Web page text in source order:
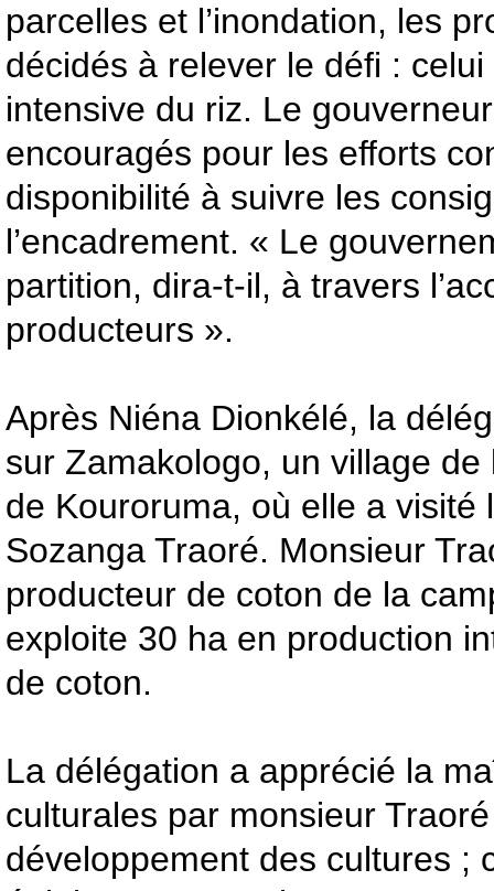
parcelles et l’inondation, les
décidés à relever le défi :
intensive du riz. Le
encouragés pour les efforts
disponibilité à suivre les
l’encadrement. « Le
partition, dira-t-il, à travers
producteurs ».
Après Niéna Dionkélé, la
sur Zamakologo, un village
de Kouroruma, où elle a visité
Sozanga Traoré. Monsieur
producteur de coton de la
exploite 30 ha en production
de coton.
La délégation a apprécié la
culturales par monsieur
développement des cultures ;